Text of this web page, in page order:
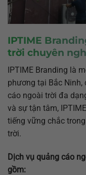
IPTIME
trời chuyên
IPTIME Branding là
phương tại Bắc Ninh,
cáo ngoài trời đa
và sự tận tâm,
tiếng vững chắc
trời.
Dịch vụ quảng cáo
gồm: